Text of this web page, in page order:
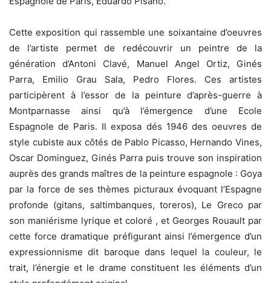
Cette exposition qui rassemble une soixantaine d’oeuvres
de l’artiste permet de redécouvrir un peintre de la
génération d’Antoni Clavé, Manuel Angel Ortiz, Ginés
Parra, Emilio Grau Sala, Pedro Flores. Ces artistes
participèrent à l’essor de la peinture d’après-guerre à
Montparnasse ainsi qu’à l’émergence d’une Ecole
Espagnole de Paris. Il exposa dés 1946 des oeuvres de
style cubiste aux côtés de Pablo Picasso, Hernando Vines,
Oscar Dominguez, Ginés Parra puis trouve son inspiration
auprès des grands maîtres de la peinture espagnole : Goya
par la force de ses thèmes picturaux évoquant l’Espagne
profonde (gitans, saltimbanques, toreros), Le Greco par
son maniérisme lyrique et coloré , et Georges Rouault par
cette force dramatique préfigurant ainsi l’émergence d’un
expressionnisme dit baroque dans lequel la couleur, le
trait, l’énergie et le drame constituent les éléments d’un